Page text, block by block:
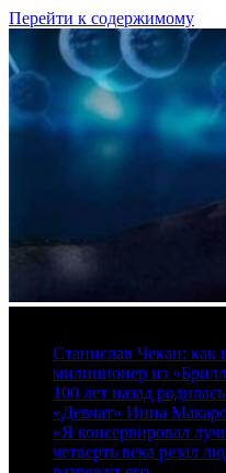
Перейти к содержимому
Станислав Чекан: как
милиционер из
100 лет назад
«Девчат» Инна
«Я консервировал
четверть века резал